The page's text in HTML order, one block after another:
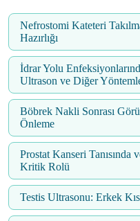
Nefrostomi Kateteri
Hazırlığı
İdrar Yolu
Ultrason ve Diğer
Böbrek Nakli Sonrası
Önleme
Prostat Kanseri
Kritik Rolü
Testis Ultrasonu: Erkek